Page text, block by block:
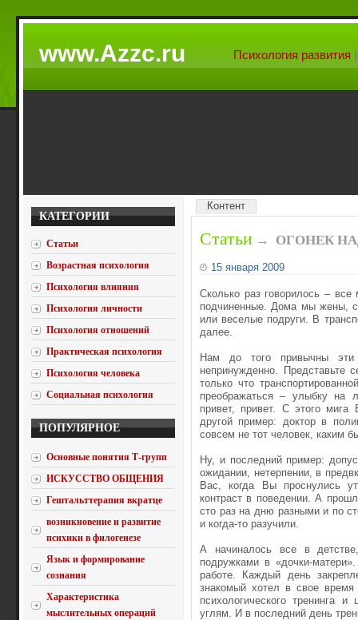
www.Azzc.ru Психология развития
КАТЕГОРИИ
Статьи
Возрастная психология
Психология влияния
Психология личности
Психология отношений
Практическая психология
Психология человека
Социальная психология
ПОПУЛЯРНОЕ
Основные понятия Т-групп
ИСКУССТВО ОБЩЕНИЯ
Гештальттерапия вкратце
возникновение и развитие
психики в филогенезе
Язык и формирование
сознания
Характеристика
мыслительных операций
Контент
Статьи → ОГОНЕК
15 января 2009
Сколько раз говорилось –
подчиненные. Дома мы жены,
или веселые подруги. В
далее.
Нам до того привычны
непринужденно. Представьте
только что
преображаться – улыбку на
привет, привет. С этого
другой пример: доктор в
совсем не тот человек, каким
Ну, и последний пример:
ожидании, нетерпении, в
Вас, когда Вы проснулись
контраст в поведении. А
сто раз на дню разными и по
и когда-то разучили.
А начиналось все в
подружками в «дочки-
работе. Каждый день
знакомый хотел в свое
психологического тренинга
углям. И в последний день